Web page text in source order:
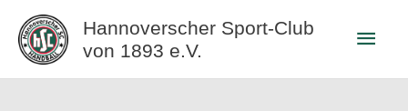
Inhalt
springen
Hannoverscher Sport-Club
von 1893 e.V.